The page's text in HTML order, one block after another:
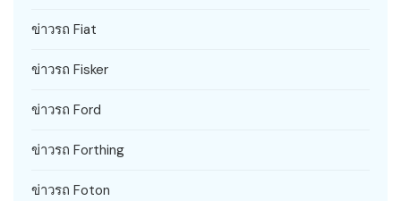
ข่าวรถ Fiat
ข่าวรถ Fisker
ข่าวรถ Ford
ข่าวรถ Forthing
ข่าวรถ Foton